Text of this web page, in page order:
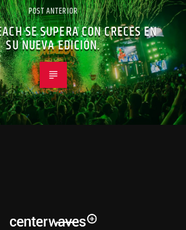
POST ANTERIOR
SE SUPERA CON CRECES EN
SU NUEVA EDICIÓN.